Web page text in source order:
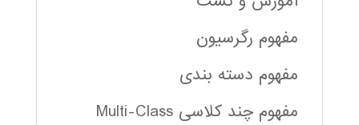
مفهوم رگرسیون
مفهوم دسته بندی
مفهوم چند کلاسی Multi-Class